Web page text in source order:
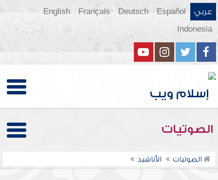
عربي Español
Deutsch
Français
English
Indonesia
الصوتيات
الصوتيات الأناشيد